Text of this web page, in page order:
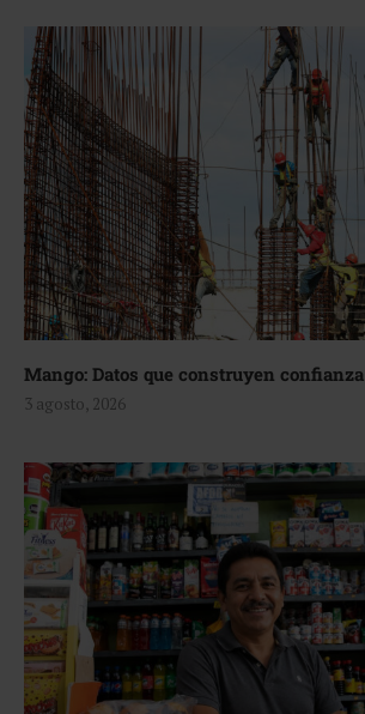
Mango: Datos que construyen confianza
3 agosto, 2026